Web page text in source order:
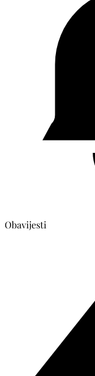
Obavijesti